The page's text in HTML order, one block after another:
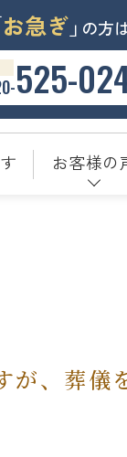
お急ぎ」 の方
525-
お客様の
、葬儀